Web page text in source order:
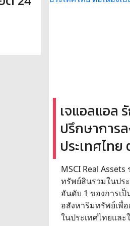
เจแอลแอล
ปรึกษาการ
ประเทศไท
MSCI Real
ทรัพย์สินรวมในประ
อันดับ 1 ของการเ
อสังหาริมทรัพย์เพื่
ในประเทศไทยและ